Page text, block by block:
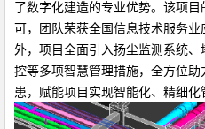
了数字化建造的专业优势。该项
可，团队荣获全国信息技术服务
外，项目全面引入扬尘监测系统
控等多项智慧管理措施，全方位
患，赋能项目实现智能化、精细化